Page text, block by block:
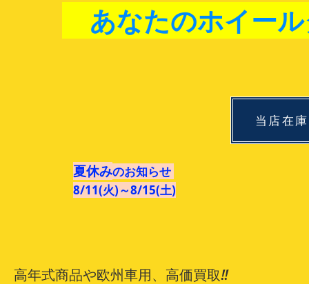
あなたのホイー
当店在
夏休みのお知らせ
8/11(火)～8/15(土)
​高年式商品や欧州車用、高価買取!!